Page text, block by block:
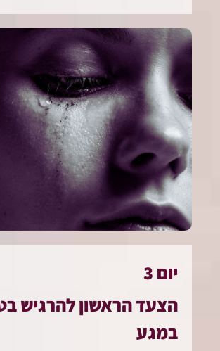
יום 3
הצעד הראשון להרגיש
במגע